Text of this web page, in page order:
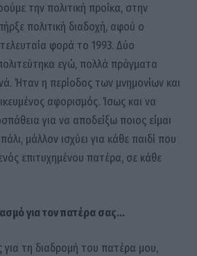
την πολιτική προίκα, στην
πολιτική διαδοχή, αφού ο
φορά το 1993. Δύο
εγώ, πολλά πράγματα
Ήταν η περίοδος των μνημονίων και
αφορισμός. Ίσως και να
για να αποδείξω ποιος είμαι
μάλλον ισχύει για κάθε παιδί που
επιτυχημένου πατέρα, σε κάθε
για τον πατέρα σας…
για τη διαδρομή του πατέρα μου,